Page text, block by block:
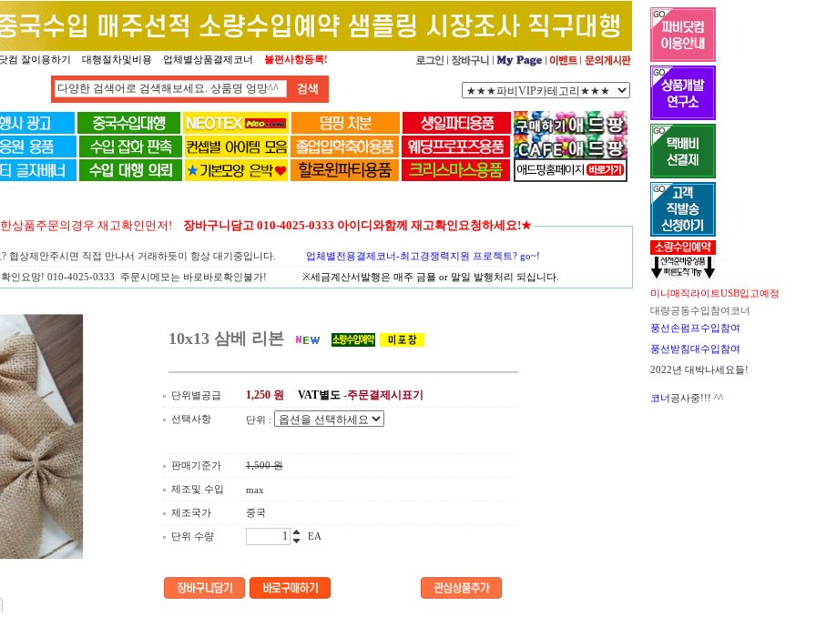
컴 잘이용하기 대행절차및비용 업체별상품결제코너 불편사항등록!
상품주문의경우 재고확인먼저! 장바구니담고 010-4025-0333 아이디와함께 재고확인요청하세요!★
? 협상제안주시면 직접 만나서 거래하듯이 항상 대기중입니다. 업체별전용결제코너-최고경쟁력지원 프로젝트? go~!
인요망! 010-4025-0333 주문시메모는 바로바로확인불가! ※세금계산서발행은 매주 금욜 or 말일 발행처리 되십니다.
10x13 삼베 리본
단위별공급 1,250원 VAT별도-주문결제시표기
선택사항 단위 :
판매기준가 1,500원
제조및 수입 max
제조국가 중국
단위 수량 EA
미니매직라이트USB입고예정
대량공동수입참여코너
풍선손펌프수입참여
풍선받침대수입참여
2022년 대박나세요들!
코너공사중!!! ^^